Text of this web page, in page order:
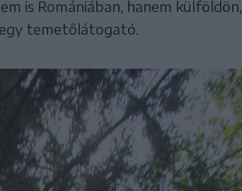
is Romániában, hanem külföldön,
temetőlátogató.